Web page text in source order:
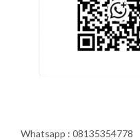
Whatsapp : 08135354778